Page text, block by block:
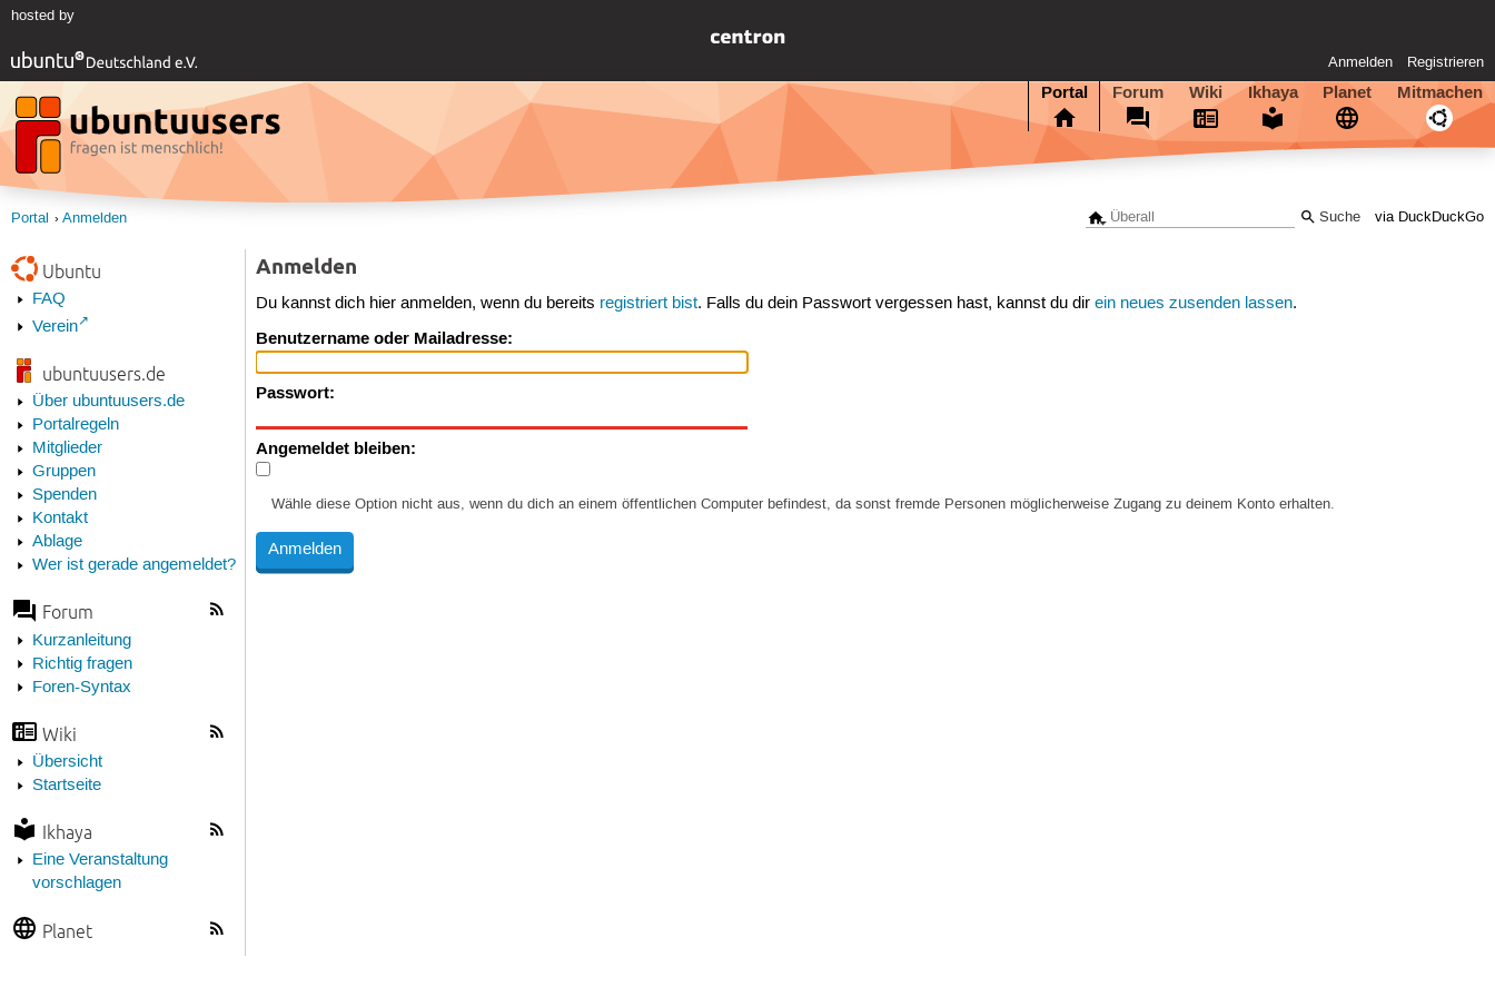
hosted by
Anmelden Registrieren
Portal Forum Wiki Ikhaya Planet Mitmachen
via DuckDuckGo
Portal Anmelden
Ubuntu
FAQ
Verein
ubuntuusers.de
Über ubuntuusers.de
Portalregeln
Mitglieder
Gruppen
Spenden
Kontakt
Ablage
Wer ist gerade angemeldet?
Forum
Kurzanleitung
Richtig fragen
Foren-Syntax
Wiki
Übersicht
Startseite
Ikhaya
Eine Veranstaltung
vorschlagen
Planet
Anmelden
Du kannst dich hier anmelden, wenn du bereits registriert bist. Falls du dein Passwort vergessen hast, kannst du direin neues zusenden lassen.
Benutzername oder Mailadresse:
Passwort:
Angemeldet bleiben:
Wähle diese Option nicht aus, wenn du dich an einem öffentlichen Computer befindest, da sonst fremde Personen möglicherweise Zugang zu deinem Konto erhalten.